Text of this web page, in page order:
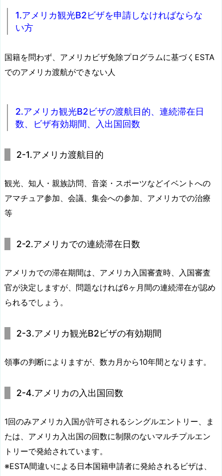
1.アメリカ観光B2ビザを申請しなければならな
い方
国籍を問わず、アメリカビザ免除プログラムに基づくESTA
でのアメリカ渡航ができない人
2.アメリカ観光B2ビザの渡航目的、連続滞在日
数、ビザ有効期間、入出国回数
2-1.アメリカ渡航目的
観光、知人・親族訪問、音楽・スポーツなどイベントへの
アマチュア参加、会議、集会への参加、アメリカでの治療
等
2-2.アメリカでの連続滞在日数
アメリカでの滞在期間は、アメリカ入国審査時、入国審査
官が決定しますが、問題なければ6ヶ月間の連続滞在が認め
られるでしょう。
2-3.アメリカ観光B2ビザの有効期間
領事の判断によりますが、数カ月から10年間となります。
2-4.アメリカの入出国回数
1回のみアメリカ入国が許可されるシングルエントリー、ま
たは、アメリカ入出国の回数に制限のないマルチプルエン
トリーで発給されています。
※ESTA間違いによる日本国籍申請者に発給されるビザは、